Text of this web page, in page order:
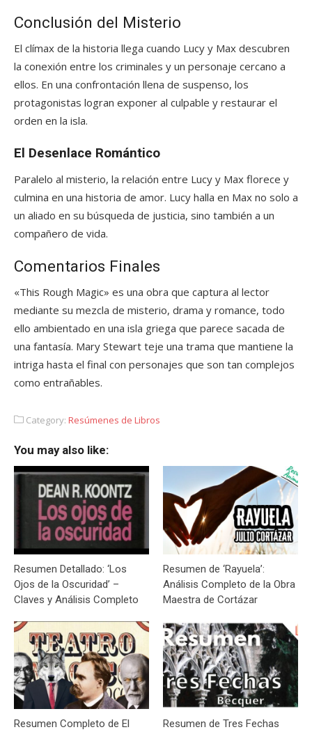
Conclusión del Misterio
El clímax de la historia llega cuando Lucy y Max descubren
la conexión entre los criminales y un personaje cercano a
ellos. En una confrontación llena de suspenso, los
protagonistas logran exponer al culpable y restaurar el
orden en la isla.
El Desenlace Romántico
Paralelo al misterio, la relación entre Lucy y Max florece y
culmina en una historia de amor. Lucy halla en Max no solo a
un aliado en su búsqueda de justicia, sino también a un
compañero de vida.
Comentarios Finales
«This Rough Magic» es una obra que captura al lector
mediante su mezcla de misterio, drama y romance, todo
ello ambientado en una isla griega que parece sacada de
una fantasía. Mary Stewart teje una trama que mantiene la
intriga hasta el final con personajes que son tan complejos
como entrañables.
Category: Resúmenes de Libros
You may also like:
Resumen Detallado: ‘Los
Ojos de la Oscuridad’ –
Claves y Análisis Completo
Resumen de ‘Rayuela’:
Análisis Completo de la Obra
Maestra de Cortázar
Resumen Completo de El
Resumen de Tres Fechas